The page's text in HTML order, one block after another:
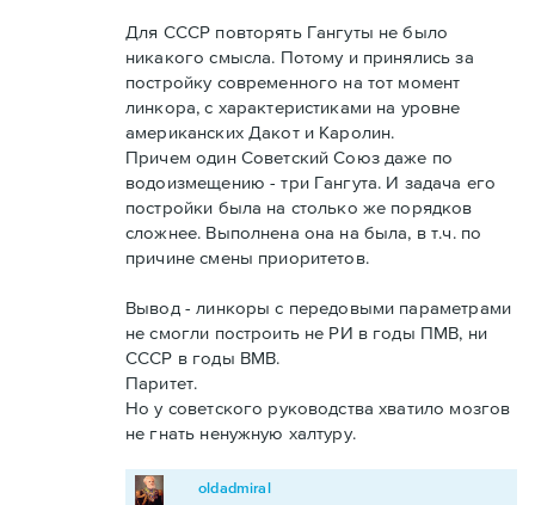
Для СССР повторять Гангуты не было
никакого смысла. Потому и принялись за
постройку современного на тот момент
линкора, с характеристиками на уровне
американских Дакот и Каролин.
Причем один Советский Союз даже по
водоизмещению - три Гангута. И задача его
постройки была на столько же порядков
сложнее. Выполнена она на была, в т.ч. по
причине смены приоритетов.
Вывод - линкоры с передовыми параметрами
не смогли построить не РИ в годы ПМВ, ни
СССР в годы ВМВ.
Паритет.
Но у советского руководства хватило мозгов
не гнать ненужную халтуру.
oldadmiral